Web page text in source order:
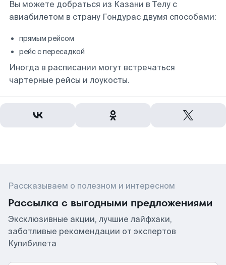
Вы можете добраться из Казани в Телу с
авиабилетом в страну Гондурас двумя способами:
прямым рейсом
рейс с пересадкой
Иногда в расписании могут встречаться
чартерные рейсы и лоукосты.
Рассказываем о полезном и интересном
Рассылка с выгодными предложениями
Эксклюзивные акции, лучшие лайфхаки,
заботливые рекомендации от экспертов
Купибилета